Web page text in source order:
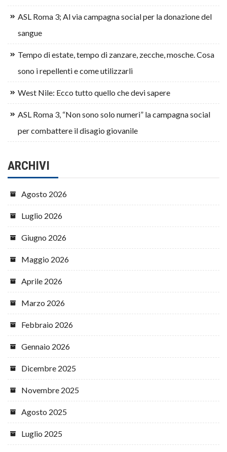
ASL Roma 3; Al via campagna social per la donazione del
sangue
Tempo di estate, tempo di zanzare, zecche, mosche. Cosa
sono i repellenti e come utilizzarli
West Nile: Ecco tutto quello che devi sapere
ASL Roma 3, “Non sono solo numeri” la campagna social
per combattere il disagio giovanile
ARCHIVI
Agosto 2026
Luglio 2026
Giugno 2026
Maggio 2026
Aprile 2026
Marzo 2026
Febbraio 2026
Gennaio 2026
Dicembre 2025
Novembre 2025
Agosto 2025
Luglio 2025